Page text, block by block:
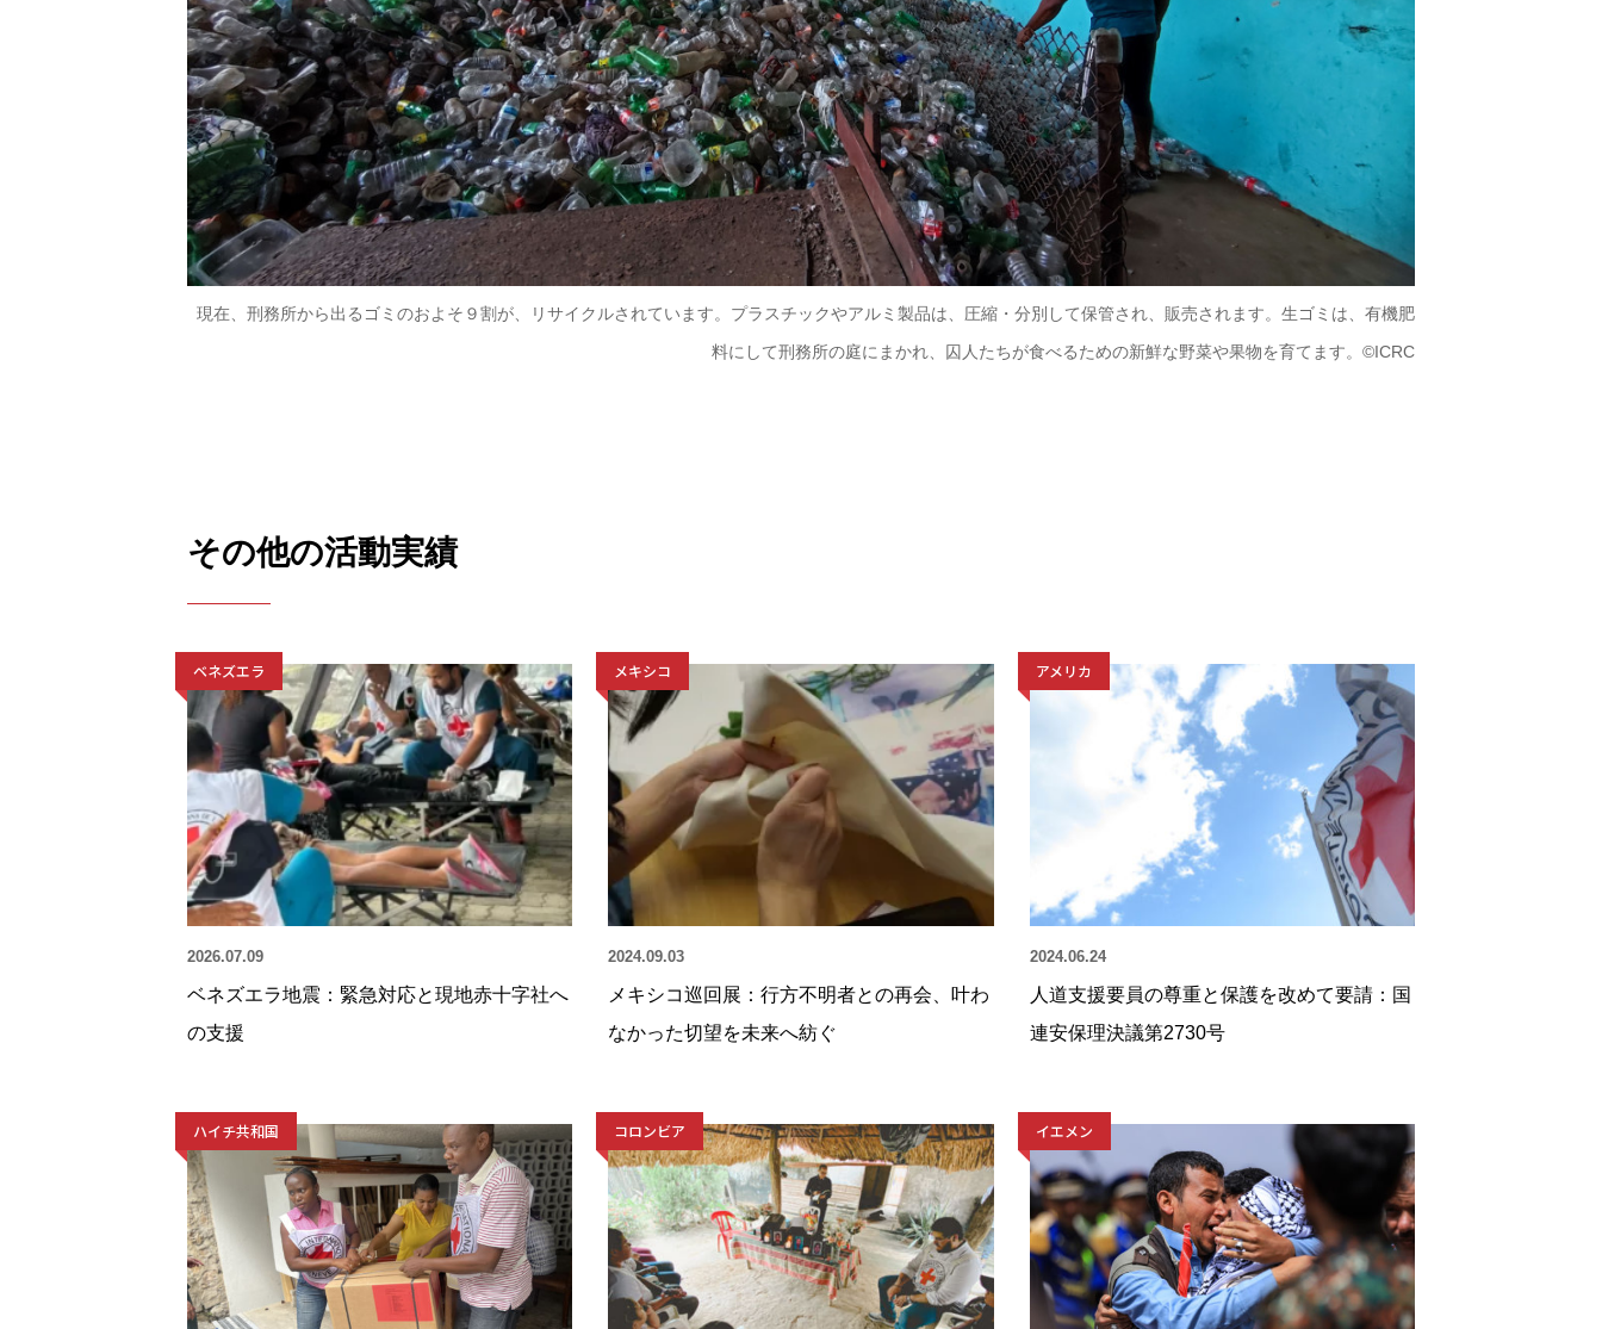
現在、刑務所から出るゴミのおよそ９割が、リサイクルされています。プラスチックやアルミ製品は、圧縮・分別して保管され、販売されます。生ゴミは、有機肥
料にして刑務所の庭にまかれ、囚人たちが食べるための新鮮な野菜や果物を育てます。©ICRC
その他の活動実績
ベネズエラ
2026.07.09
ベネズエラ地震：緊急対応と現地赤十字社へ
の支援
メキシコ
2024.09.03
メキシコ巡回展：行方不明者との再会、叶わ
なかった切望を未来へ紡ぐ
アメリカ
2024.06.24
人道支援要員の尊重と保護を改めて要請：国
連安保理決議第2730号
ハイチ共和国 コロンビア イエメン